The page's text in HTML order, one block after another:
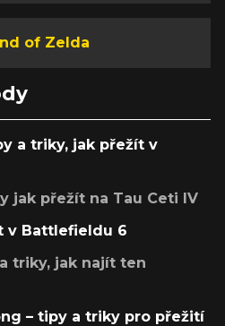
of Zelda
a triky, jak přežít v
jak přežít na Tau Ceti IV
v Battlefieldu 6
triky, jak najít ten
– tipy a triky pro přežití